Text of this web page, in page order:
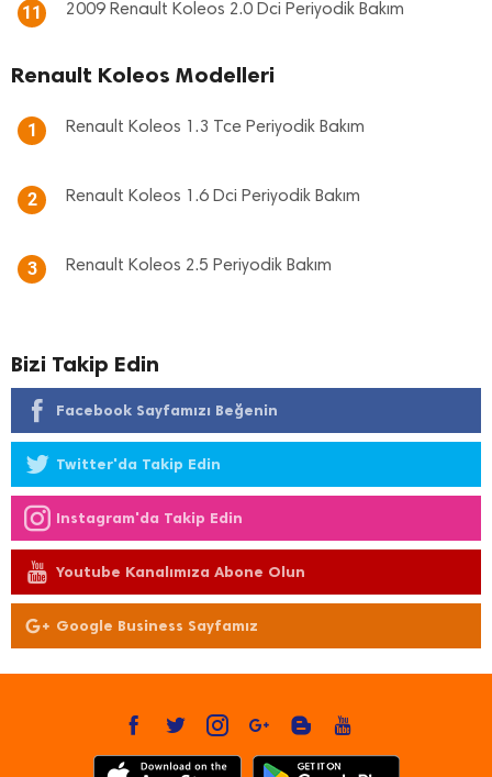
11 2009 Renault Koleos 2.0 Dci Periyodik Bakım
Renault Koleos Modelleri
1 Renault Koleos 1.3 Tce Periyodik Bakım
2 Renault Koleos 1.6 Dci Periyodik Bakım
3 Renault Koleos 2.5 Periyodik Bakım
Bizi Takip Edin
Facebook Sayfamızı Beğenin
Twitter'da Takip Edin
Instagram'da Takip Edin
Youtube Kanalımıza Abone Olun
Google Business Sayfamız